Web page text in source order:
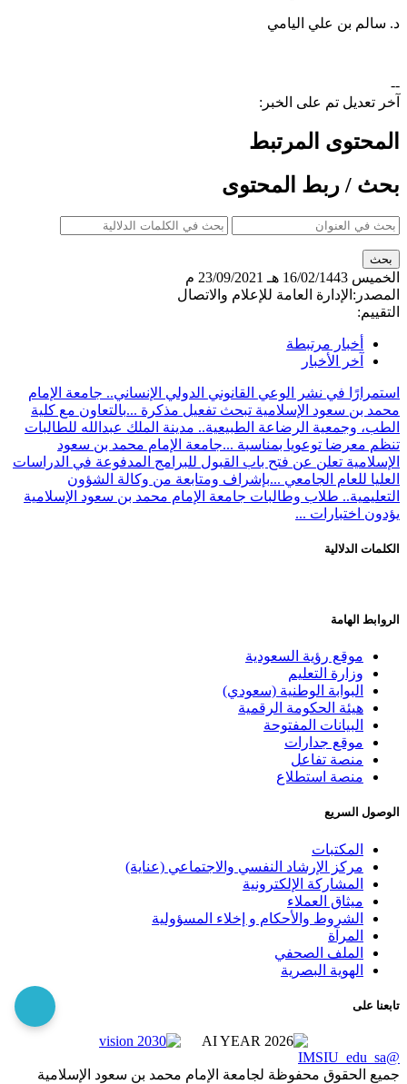
د. سالم بن علي اليامي
--
آخر تعديل تم على الخبر:
المحتوى المرتبط
بحث / ربط المحتوى
الخميس 16/02/1443 هـ
23/09/2021 م
المصدر: الإدارة العامة للإعلام والاتصال
التقييم:
أخبار مرتبطة
آخر الأخبار
استمرارًا في نشر الوعي القانوني الدولي الإنساني.. جامعة الإمام
محمد بن سعود الإسلامية تبحث تفعيل مذكرة ...بالتعاون مع كلية
الطب، وجمعية الرضاعة الطبيعية.. مدينة الملك عبدالله للطالبات
تنظم معرضا توعويا بمناسبة ...جامعة الإمام محمد بن سعود
الإسلامية تعلن عن فتح باب القبول للبرامج المدفوعة في الدراسات
العليا للعام الجامعي ...بإشراف ومتابعة من وكالة الشؤون
التعليمية.. طلاب وطالبات جامعة الإمام محمد بن سعود الإسلامية
يؤدون اختبارات ...
الكلمات الدلالية
الروابط الهامة
موقع رؤية السعودية
وزارة التعليم
البوابة الوطنية (سعودي)
هيئة الحكومة الرقمية
البيانات المفتوحة
موقع جدارات
منصة تفاعل
منصة استطلاع
الوصول السريع
المكتبات
مركز الإرشاد النفسي والاجتماعي (عناية)
المشاركة الإلكترونية
ميثاق العملاء
الشروط والأحكام و إخلاء المسؤولية
المرآة
الملف الصحفي
الهوية البصرية
تابعنا على
@IMSIU_edu_sa
جميع الحقوق محفوظة لجامعة الإمام محمد بن سعود الإسلامية